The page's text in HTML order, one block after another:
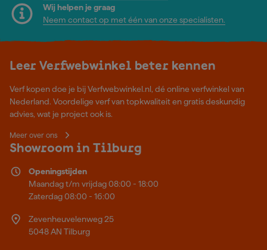
Wij helpen je graag
Neem contact op met één van onze specialisten.
Leer Verfwebwinkel beter kennen
Verf kopen doe je bij Verfwebwinkel.nl, dé online verfwinkel van
Nederland. Voordelige verf van topkwaliteit en gratis deskundig
advies, wat je project ook is.
Meer over ons
Showroom in Tilburg
Openingstijden
Maandag t/m vrijdag 08:00 - 18:00
Zaterdag 08:00 - 16:00
Zevenheuvelenweg 25
5048 AN Tilburg